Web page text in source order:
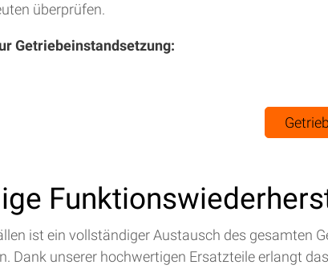
überprüfen.
Getriebeinstandsetzung:
ist ein vollständiger Austausch des gesamten
Dank unserer hochwertigen Ersatzteile erlangt